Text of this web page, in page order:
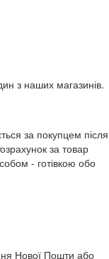
з наших магазинів.
за покупцем після
за товар
- готівкою обо
Нової Пошти або